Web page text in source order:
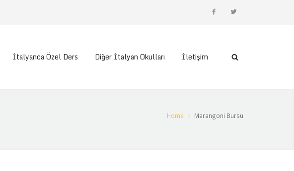
İtalyanca Özel Ders Diğer İtalyan Okulları İletişim
Home Marangoni Bursu